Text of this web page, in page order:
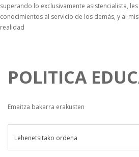
superando lo exclusivamente asistencialista,
conocimientos al servicio de los demás, y al
realidad
POLITICA
Emaitza bakarra erakusten
Lehenetsitako ordena